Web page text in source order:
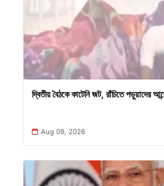
দ্বিতীয় বৈঠকে কাটেনি জট, রাঁচিতে পড়ুয়াদের
Aug 09, 2026